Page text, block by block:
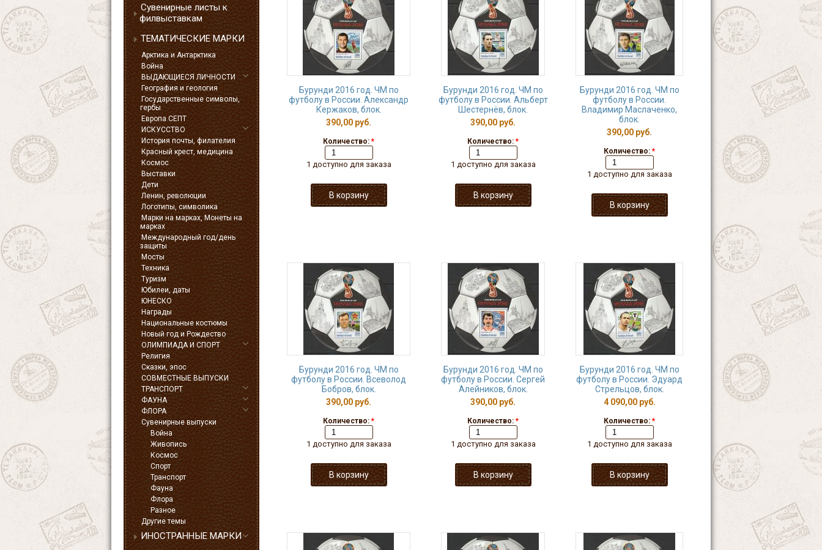
Сувенирные листы к
филвыставкам
ТЕМАТИЧЕСКИЕ МАРКИ
Арктика и Антарктика
Война
ВЫДАЮЩИЕСЯ ЛИЧНОСТИ
География и геология
Государственные символы,
гербы
Европа СЕПТ
ИСКУССТВО
История почты, филателия
Красный крест, медицина
Космос
Выставки
Дети
Ленин, революции
Логотипы, символика
Марки на марках, Монеты на
марках
Международный год/день
защиты
Мосты
Техника
Туризм
Юбилеи, даты
ЮНЕСКО
Награды
Национальные костюмы
Новый год и Рождество
ОЛИМПИАДА И СПОРТ
Религия
Сказки, эпос
СОВМЕСТНЫЕ ВЫПУСКИ
ТРАНСПОРТ
ФАУНА
ФЛОРА
Сувенирные выпуски
Война
Живопись
Космос
Спорт
Транспорт
Фауна
Флора
Разное
Другие темы
ИНОСТРАННЫЕ МАРКИ
Бурунди 2016 год. ЧМ по
футболу в России. Александр
Кержаков, блок.
390,00 руб.
Количество: *
1 доступно для заказа
Бурунди 2016 год. ЧМ по
футболу в России. Альберт
Шестернёв, блок.
390,00 руб.
Количество: *
1 доступно для заказа
Бурунди 2016 год. ЧМ по
футболу в России.
Владимир Маслаченко,
блок.
390,00 руб.
Количество: *
1 доступно для заказа
Бурунди 2016 год. ЧМ по
футболу в России. Всеволод
Бобров, блок.
390,00 руб.
Количество: *
1 доступно для заказа
Бурунди 2016 год. ЧМ по
футболу в России. Сергей
Алейников, блок.
390,00 руб.
Количество: *
1 доступно для заказа
Бурунди 2016 год. ЧМ по
футболу в России. Эдуард
Стрельцов, блок.
4 090,00 руб.
Количество: *
1 доступно для заказа